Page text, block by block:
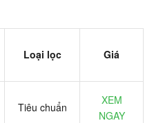
Loại lọc Giá
Tiêu chuẩn
XEM
NGAY